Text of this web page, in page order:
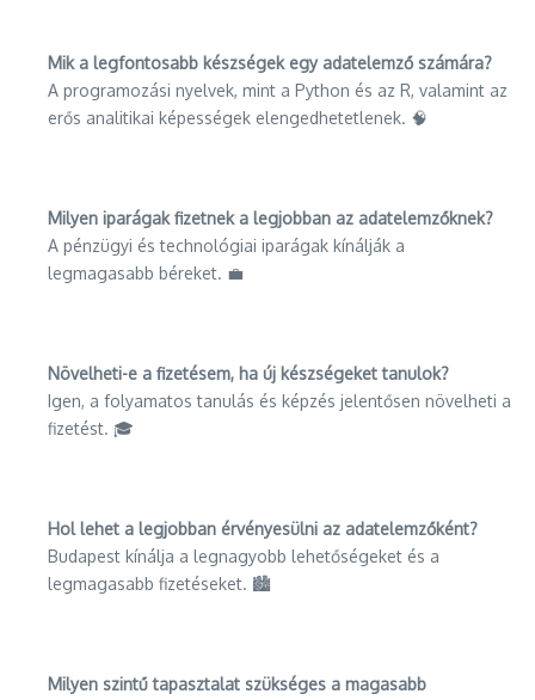
Mik a legfontosabb készségek egy adatelemző számára?
A programozási nyelvek, mint a Python és az R, valamint az
erős analitikai képességek elengedhetetlenek. 🧠
Milyen iparágak fizetnek a legjobban az adatelemzőknek?
A pénzügyi és technológiai iparágak kínálják a
legmagasabb béreket. 💼
Növelheti-e a fizetésem, ha új készségeket tanulok?
Igen, a folyamatos tanulás és képzés jelentősen növelheti a
fizetést. 🎓
Hol lehet a legjobban érvényesülni az adatelemzőként?
Budapest kínálja a legnagyobb lehetőségeket és a
legmagasabb fizetéseket. 🏙️
Milyen szintű tapasztalat szükséges a magasabb